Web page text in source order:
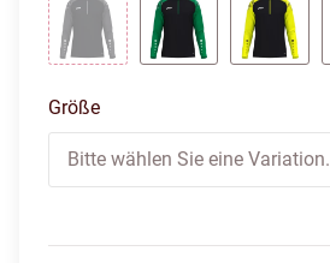
Größe
Bitte wählen Sie eine Variation.